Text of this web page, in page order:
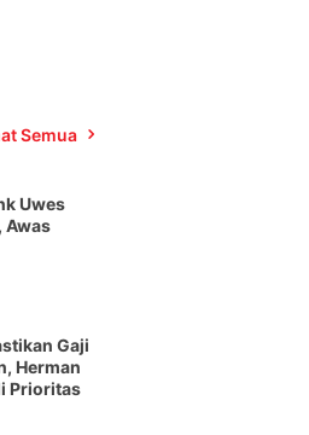
Semua
Uwes
Awas
Gaji
Herman
Prioritas